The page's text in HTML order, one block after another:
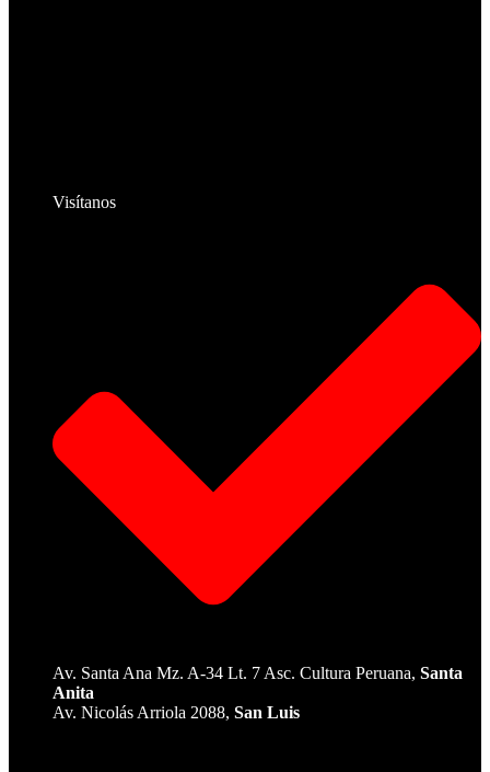
Visítanos
Av. Santa Ana Mz. A-34 Lt. 7 Asc. Cultura Peruana, Santa
Anita
Av. Nicolás Arriola 2088, San Luis